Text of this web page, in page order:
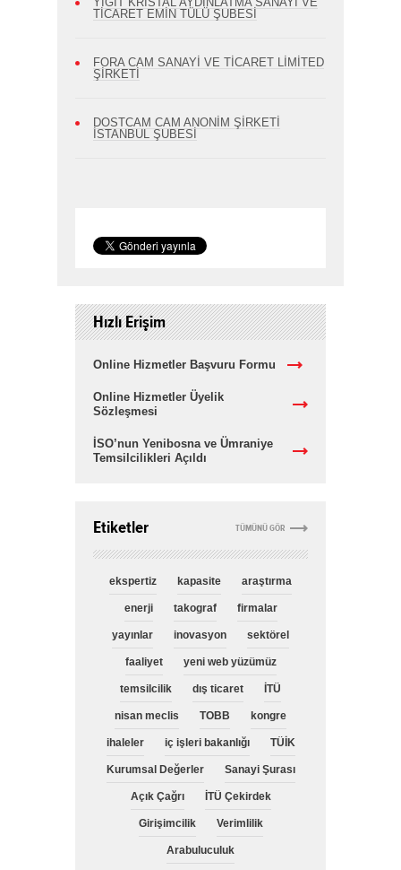
TİCARET EMİN TÜLÜ ŞUBESİ
FORA CAM SANAYİ VE TİCARET LİMİTED
ŞİRKETİ
DOSTCAM CAM ANONİM ŞİRKETİ
İSTANBUL ŞUBESİ
Hızlı Erişim
Online Hizmetler Başvuru Formu
Online Hizmetler Üyelik
Sözleşmesi
İSO’nun Yenibosna ve Ümraniye
Temsilcilikleri Açıldı
TÜMÜNÜ GÖR
Etiketler
ekspertiz kapasite araştırma
enerji takograf firmalar
yayınlar inovasyon sektörel
faaliyet yeni web yüzümüz
temsilcilik dış ticaret İTÜ
nisan meclis TOBB kongre
ihaleler iç işleri bakanlığı TÜİK
Kurumsal Değerler Sanayi Şurası
Açık Çağrı İTÜ Çekirdek
Girişimcilik Verimlilik
Arabuluculuk